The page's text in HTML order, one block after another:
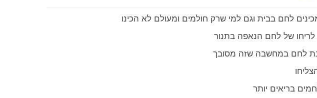
לחם בבית וגם למי שרק חולמים ומעולם לא הכינו
של לחם הנאפה בתנור
לחם במחשבה שזה מסובך
בריאים יותר